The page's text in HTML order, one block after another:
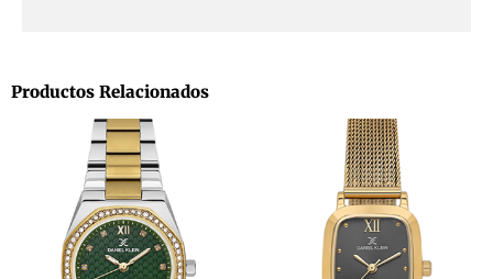
Productos Relacionados